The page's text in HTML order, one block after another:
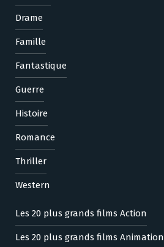
Drame
Famille
Fantastique
Guerre
Histoire
Romance
Thriller
Western
Les 20 plus grands films Action
Les 20 plus grands films Animation